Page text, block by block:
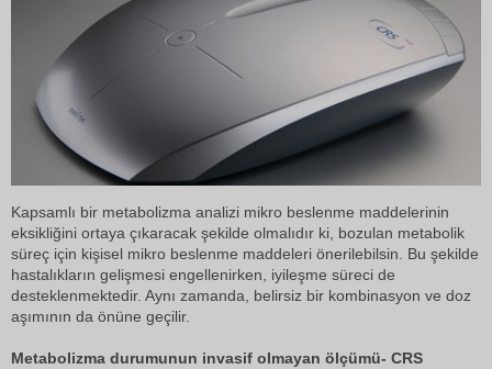
Kapsamlı bir metabolizma analizi mikro beslenme maddelerinin
eksikliğini ortaya çıkaracak şekilde olmalıdır ki, bozulan metabolik
süreç için kişisel mikro beslenme maddeleri önerilebilsin. Bu şekilde
hastalıkların gelişmesi engellenirken, iyileşme süreci de
desteklenmektedir. Aynı zamanda, belirsiz bir kombinasyon ve doz
aşımının da önüne geçilir.
Metabolizma durumunun invasif olmayan ölçümü- CRS